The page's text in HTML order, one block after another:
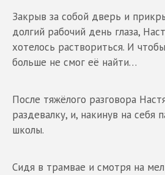
Закрыв за собой дверь и
долгий рабочий день глаза,
хотелось раствориться. И
больше не смог её найти…
После тяжёлого разговора
раздевалку, и, накинув на себя
школы.
Сидя в трамвае и смотря на